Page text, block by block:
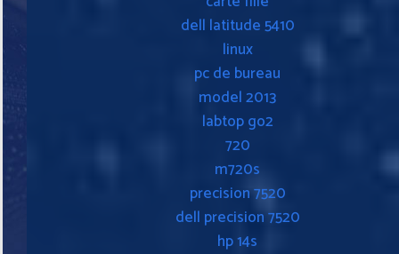
dell latitude 5410
linux
pc de bureau
model 2013
labtop go2
720
m720s
precision 7520
dell precision 7520
hp 14s